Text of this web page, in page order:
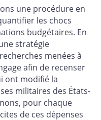
une procédure en
les chocs
budgétaires. En
stratégie
menées à
afin de recenser
ont modifié la
militaires des États-
pour chaque
de ces dépenses